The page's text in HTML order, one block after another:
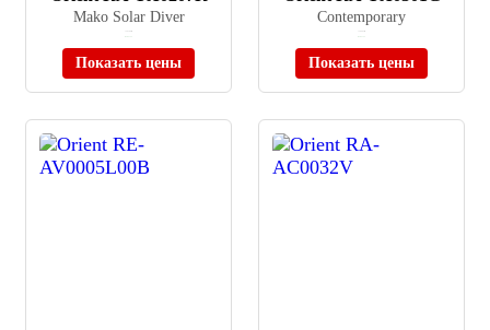
Mako Solar Diver
Показать цены
Contemporary
Показать цены